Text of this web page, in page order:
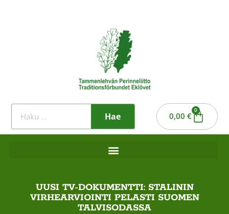
Hae 0,00 €
0
UUSI TV-DOKUMENTTI: STALININ
VIRHEARVIOINTI PELASTI SUOMEN
TALVISODASSA